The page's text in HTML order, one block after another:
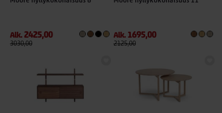
Alk. 2425,00
3030,00
Alk. 1695,00
2125,00